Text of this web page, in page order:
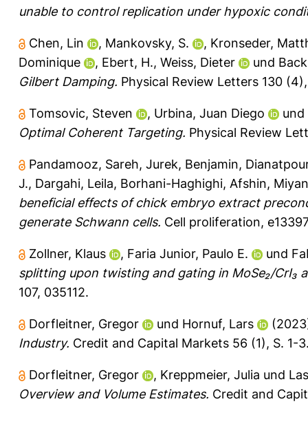
unable to control replication under hypoxic
Chen, Lin , Mankovsky, S. , Kronseder,
Dominique
, Ebert, H., Weiss, Dieter und
Gilbert Damping. Physical Review Letters 130
Tomsovic, Steven , Urbina, Juan Diego
und
Optimal Coherent Targeting. Physical Review
Pandamooz, Sareh, Jurek, Benjamin,
J., Dargahi, Leila, Borhani-Haghighi, Afshin,
beneficial effects of chick embryo extract
generate Schwann cells. Cell proliferation,
Zollner, Klaus , Faria Junior, Paulo E. und
splitting upon twisting and gating in MoSe₂/CrI₃
107, 035112.
Dorfleitner, Gregor und Hornuf, Lars
Industry. Credit and Capital Markets 56 (1), S. 1-
Dorfleitner, Gregor , Kreppmeier, Julia und
Overview and Volume Estimates. Credit and